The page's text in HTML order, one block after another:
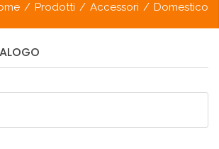
/ Prodotti / Accessori / Domestico